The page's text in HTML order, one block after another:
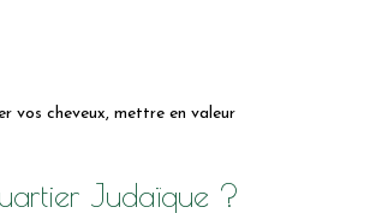
vos cheveux, mettre en valeur
Judaïque ?